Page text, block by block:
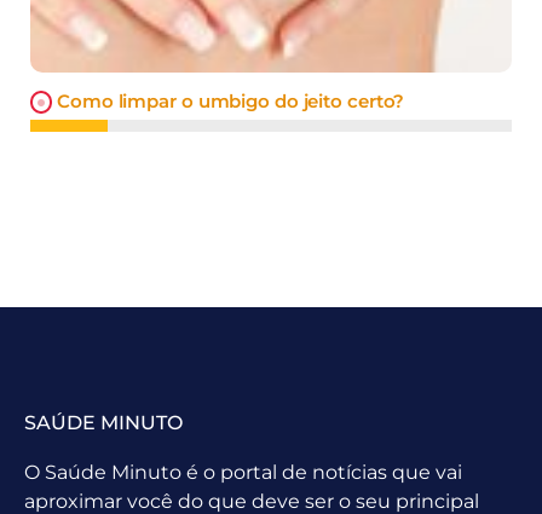
Como limpar o umbigo do jeito certo?
SAÚDE MINUTO
O Saúde Minuto é o portal de notícias que vai
aproximar você do que deve ser o seu principal